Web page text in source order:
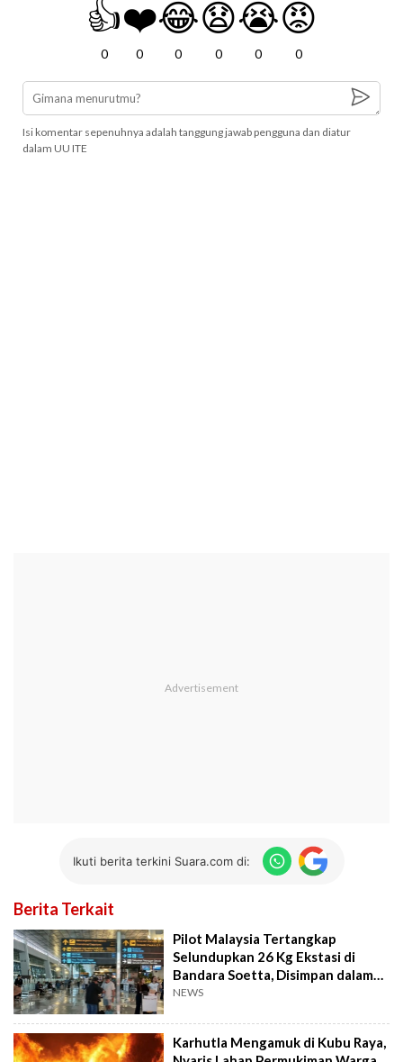
👍
0
❤️
0
😂
0
😧
0
😭
0
😡
0
Isi komentar sepenuhnya adalah tanggung jawab pengguna dan diatur
dalam UU ITE
Ikuti berita terkini Suara.com di:
Berita Terkait
Pilot Malaysia Tertangkap
Selundupkan 26 Kg Ekstasi di
Bandara Soetta, Disimpan dalam
Koper Kru
NEWS
Karhutla Mengamuk di Kubu Raya,